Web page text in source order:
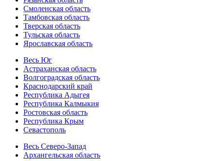
Смоленская область
Тамбовская область
Тверская область
Тульская область
Ярославская область
Весь Юг
Астраханская область
Волгоградская область
Краснодарский край
Республика Адыгея
Республика Калмыкия
Ростовская область
Республика Крым
Севастополь
Весь Северо-Запад
Архангельская область